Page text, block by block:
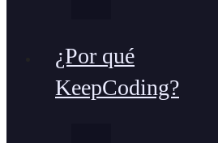
¿Por qué
KeepCoding?